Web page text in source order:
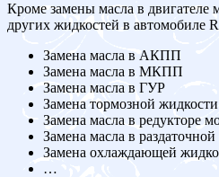
Кроме замены масла в двигателе
других жидкостей в автомобиле
Замена масла в АКПП
Замена масла в МКПП
Замена масла в ГУР
Замена тормозной жидкости
Замена масла в редукторе
Замена масла в раздаточной
Замена охлаждающей
…